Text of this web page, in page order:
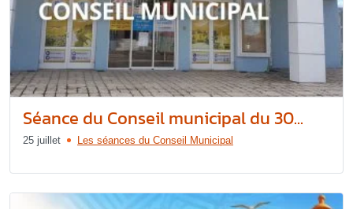
Séance du Conseil municipal du 30...
25 juillet Les séances du Conseil Municipal